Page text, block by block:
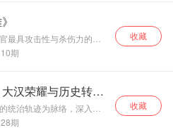
禧背后隐藏的秘密，如：
太监在她的眼前赚外快 ？
床，为何天公不作美？慈
个大清第一……
最具攻击性与杀伤力的，
脚而是舌头；世界上最让
、不是枪弹也是舌头。被
以复加的说客。从公元前
纵横之术游说于魏、楚、
诸侯国之间的矛盾，或为
国，或拆散其连盟使其力
时期，他不仅使秦国在外
10期
收藏
汉荣耀与历史转折|
统治轨迹为脉络，深入探
与变革之际所发生的诸
载岁月，宛如一座巍峨的
28期
收藏